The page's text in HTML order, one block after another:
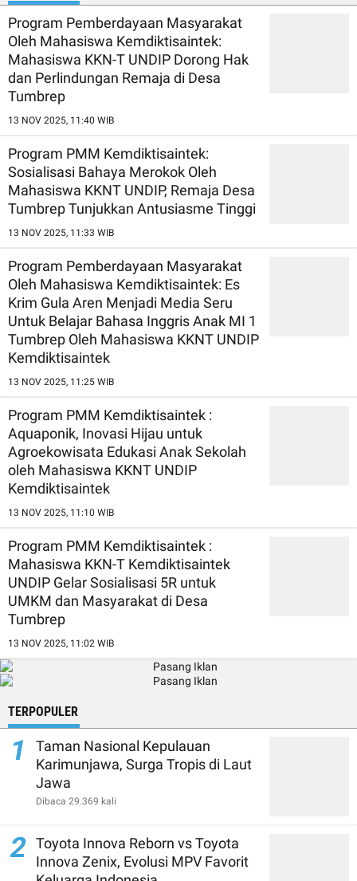
Program Pemberdayaan Masyarakat
Oleh Mahasiswa Kemdiktisaintek:
Mahasiswa KKN-T UNDIP Dorong Hak
dan Perlindungan Remaja di Desa
Tumbrep
13 NOV 2025, 11:40 WIB
Program PMM Kemdiktisaintek:
Sosialisasi Bahaya Merokok Oleh
Mahasiswa KKNT UNDIP, Remaja Desa
Tumbrep Tunjukkan Antusiasme Tinggi
13 NOV 2025, 11:33 WIB
Program Pemberdayaan Masyarakat
Oleh Mahasiswa Kemdiktisaintek: Es
Krim Gula Aren Menjadi Media Seru
Untuk Belajar Bahasa Inggris Anak MI 1
Tumbrep Oleh Mahasiswa KKNT UNDIP
Kemdiktisaintek
13 NOV 2025, 11:25 WIB
Program PMM Kemdiktisaintek :
Aquaponik, Inovasi Hijau untuk
Agroekowisata Edukasi Anak Sekolah
oleh Mahasiswa KKNT UNDIP
Kemdiktisaintek
13 NOV 2025, 11:10 WIB
Program PMM Kemdiktisaintek :
Mahasiswa KKN-T Kemdiktisaintek
UNDIP Gelar Sosialisasi 5R untuk
UMKM dan Masyarakat di Desa
Tumbrep
13 NOV 2025, 11:02 WIB
TERPOPULER
1
Taman Nasional Kepulauan
Karimunjawa, Surga Tropis di Laut
Jawa
Dibaca 29.369 kali
2 Toyota Innova Reborn vs Toyota
Innova Zenix, Evolusi MPV Favorit